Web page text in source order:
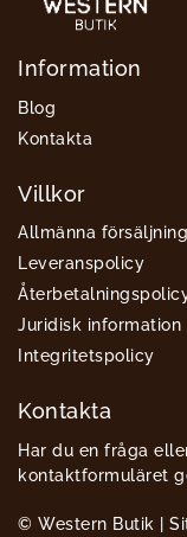
Information
Blog
Kontakta
Villkor
Allmänna
Leveranspolicy
Juridisk information
Integritetspolicy
Kontakta
Har du en fråga
kontaktformuläret
© Western Butik |